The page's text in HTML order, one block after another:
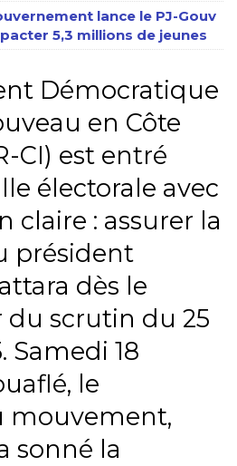
lance le PJ-Gouv
5,3 millions de jeunes
Démocratique
en Côte
CI) est entré
électorale avec
claire : assurer la
président
dès le
scrutin du 25
Samedi 18
le
mouvement,
sonné la